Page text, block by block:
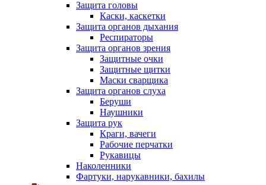
Защита головы
Каски, каскетки
Защита органов дыхания
Респираторы
Защита органов зрения
Защитные очки
Защитные щитки
Маски сварщика
Защита органов слуха
Беруши
Наушники
Защита рук
Краги, вачеги
Рабочие перчатки
Рукавицы
Наколенники
Фартуки, нарукавники, бахилы